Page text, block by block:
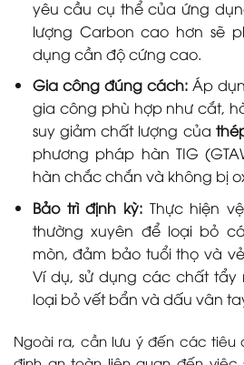
yêu cầu cụ thể của ứng
lượng Carbon cao hơn sẽ
dụng cần độ cứng cao.
Gia công đúng cách:Áp
gia công phù hợp như cắt,
suy giảm chất lượng của
phương pháp hàn TIG
hàn chắc chắn và không bị
Bảo trì định kỳ:Thực hiện
thường xuyên để loại bỏ
mòn, đảm bảo tuổi thọ và
Ví dụ, sử dụng các chất
loại bỏ vết bẩn và dấu vân
Ngoài ra, cần lưu ý đến các tiêu